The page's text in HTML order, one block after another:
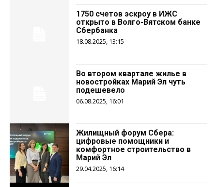
1750 счетов эскроу в ИЖС
открыто в Волго-Вятском банке
Сбербанка
18.08.2025, 13:15
Во втором квартале жилье в
новостройках Марий Эл чуть
подешевело
06.08.2025, 16:01
Жилищный форум Сбера:
цифровые помощники и
комфортное строительство в
Марий Эл
29.04.2025, 16:14